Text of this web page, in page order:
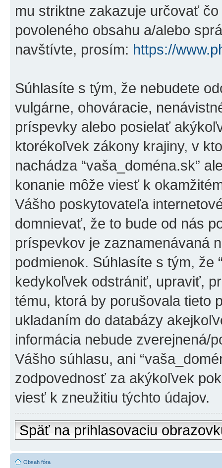
mu striktne zakazuje určovať
povoleného obsahu a/alebo
navštívte, prosím: https://
Súhlasíte s tým, že nebudete
vulgárne, ohováracie,
príspevky alebo posielať
ktorékoľvek zákony krajiny, v
nachádza “vaša_doména.sk”
konanie môže viesť k
Vášho poskytovateľa
domnievať, že to bude od nás
príspevkov je zaznamenávaná
podmienok. Súhlasíte s tým, že
kedykoľvek odstrániť, upraviť,
tému, ktorá by porušovala tieto
ukladaním do databázy
informácia nebude zverejnená/
Vášho súhlasu, ani
zodpovednosť za akýkoľvek
viesť k zneužitiu týchto údajov.
Späť na prihlasovaciu
Obsah fóra